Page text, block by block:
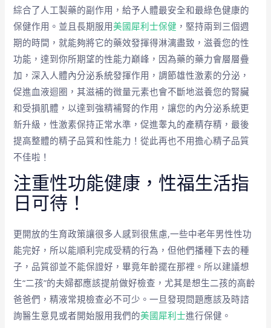
綜合了人工製藥的副作用，給予人體最安全和最綠色健康的
保健作用。並且長期服用美國犀利士保健 ，堅持兩到三個週
期的時間，就能夠將它的藥效發揮得淋漓盡致，滋養您的性
功能，達到你所期望的性能力巔峰，因為藥的藥力會層層疊
加，深入人體內分泌系統發揮作用，調節雄性激素的分泌，
促進血液迴圈，其滋補的微量元素也會不斷地滋養您的腎臟
和受損肌體，以達到強精補腎的作用，讓您的內分泌系統更
新升級，性激素保持正常水準，促進睾丸的產精存精，最後
提高整體的精子品質和性能力！從此再也不用擔心精子品質
不佳啦！
注重性功能健康，性福生活指
日可待！
更開放的生育政策讓很多人感到很焦慮,一些中老年男性性功
能完好，所以能順利完成受精的行為，但他們播種下去的種
子，品質卻並不能保證好，畢竟年齡擺在那裡。所以建議想
生“二孩”的夫婦都應該提前做好檢查，尤其是想生二孩的高齡
爸爸們，精液常規檢查必不可少。一旦發現問題應該及時諮
詢醫生意見或者開始服用我們的美國犀利士進行保健。